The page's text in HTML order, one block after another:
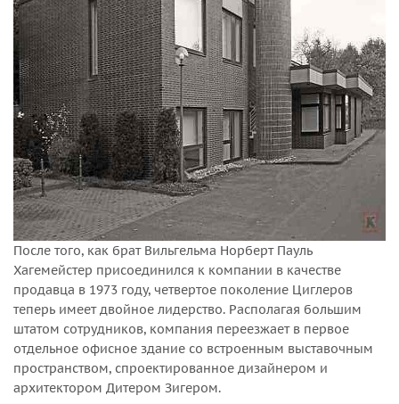
После того, как брат Вильгельма Норберт Пауль
Хагемейстер присоединился к компании в качестве
продавца в 1973 году, четвертое поколение Циглеров
теперь имеет двойное лидерство. Располагая большим
штатом сотрудников, компания переезжает в первое
отдельное офисное здание со встроенным выставочным
пространством, спроектированное дизайнером и
архитектором Дитером Зигером.